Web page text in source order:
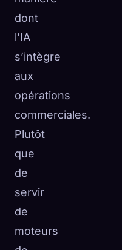
dont
l’IA
s’intègre
aux
opérations
commerciales.
Plutôt
que
de
servir
de
moteurs